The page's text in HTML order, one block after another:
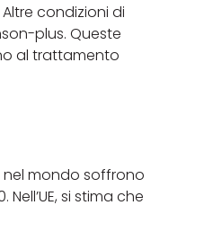
condizioni di
plus. Queste
al trattamento
nel mondo soffrono
si stima che